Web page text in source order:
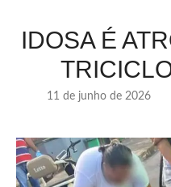
IDOSA É
11 de junho de 2026